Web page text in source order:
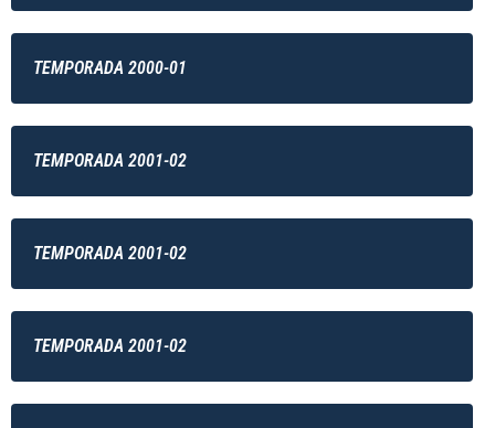
TEMPORADA 2000-01
TEMPORADA 2001-02
TEMPORADA 2001-02
TEMPORADA 2001-02